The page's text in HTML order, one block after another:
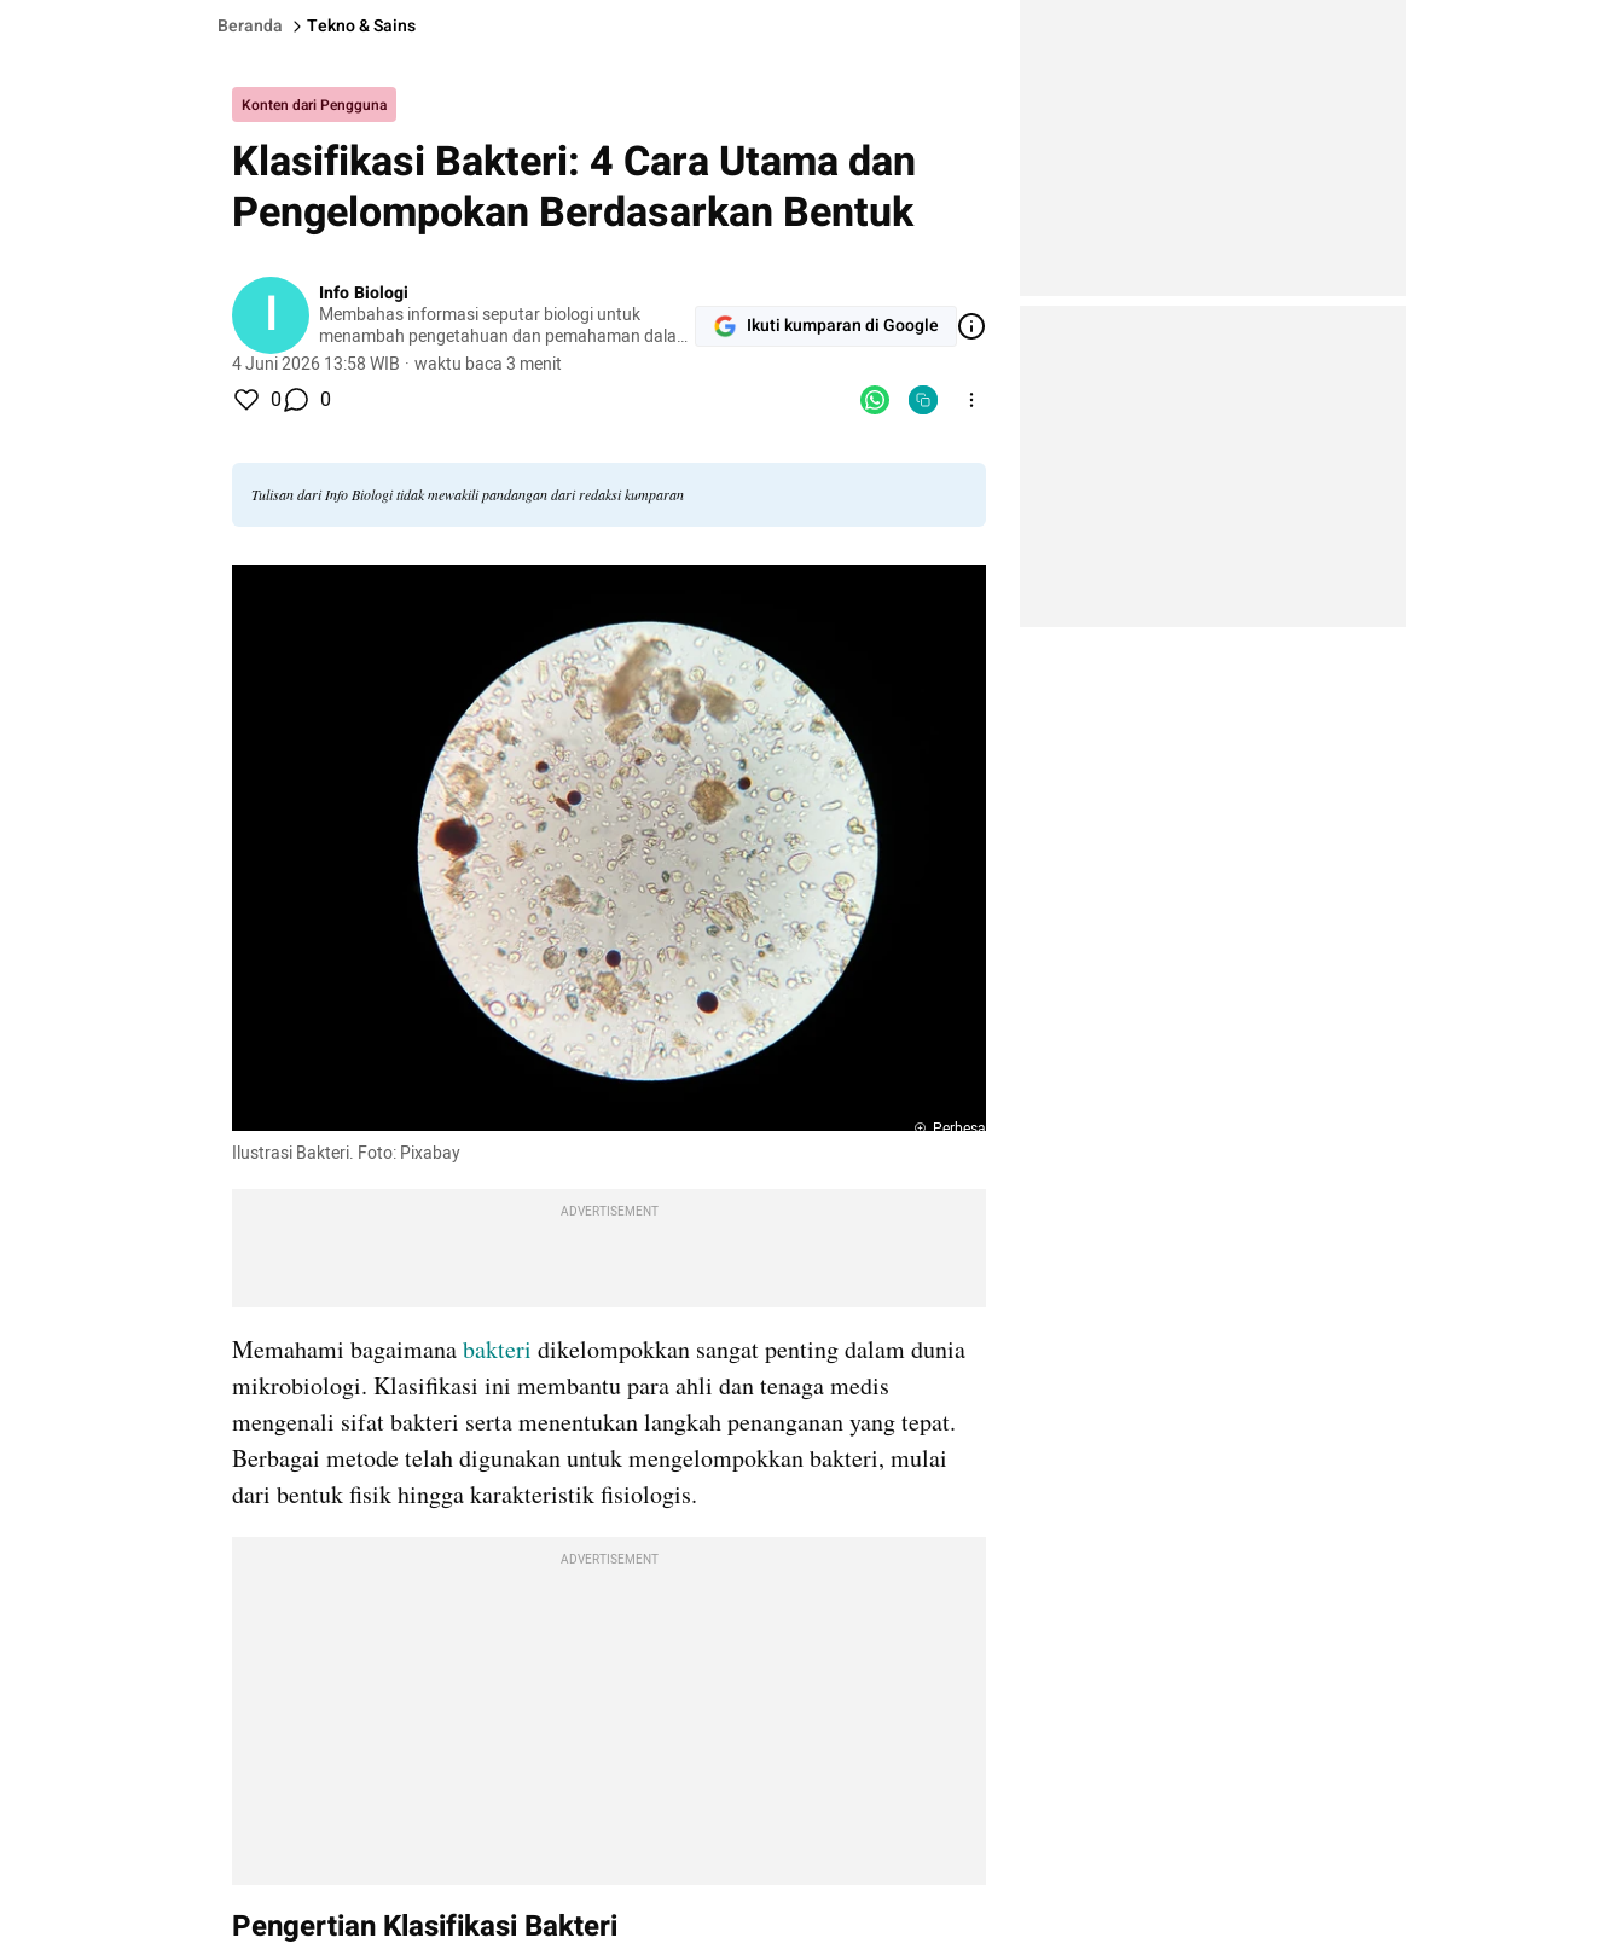
Beranda Tekno & Sains
Konten dari Pengguna
Klasifikasi Bakteri: 4 Cara Utama dan
Pengelompokan Berdasarkan Bentuk
I
Info Biologi
Membahas informasi seputar biologi untuk
menambah pengetahuan dan pemahaman dalam
kehidupan sehari-hari.
4 Juni 2026 13:58 WIB · waktu baca 3 menit
Ikuti kumparan di Google
0 0
Tulisan dari Info Biologi tidak mewakili pandangan dari redaksi kumparan
Perbesar
Ilustrasi Bakteri. Foto: Pixabay
ADVERTISEMENT
Memahami bagaimana bakteri dikelompokkan sangat penting dalam dunia
mikrobiologi. Klasifikasi ini membantu para ahli dan tenaga medis
mengenali sifat bakteri serta menentukan langkah penanganan yang tepat.
Berbagai metode telah digunakan untuk mengelompokkan bakteri, mulai
dari bentuk fisik hingga karakteristik fisiologis.
ADVERTISEMENT
Pengertian Klasifikasi Bakteri